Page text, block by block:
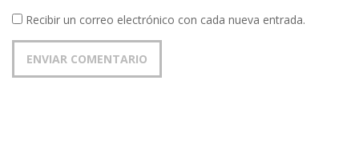
Recibir un correo electrónico con cada nueva entrada.